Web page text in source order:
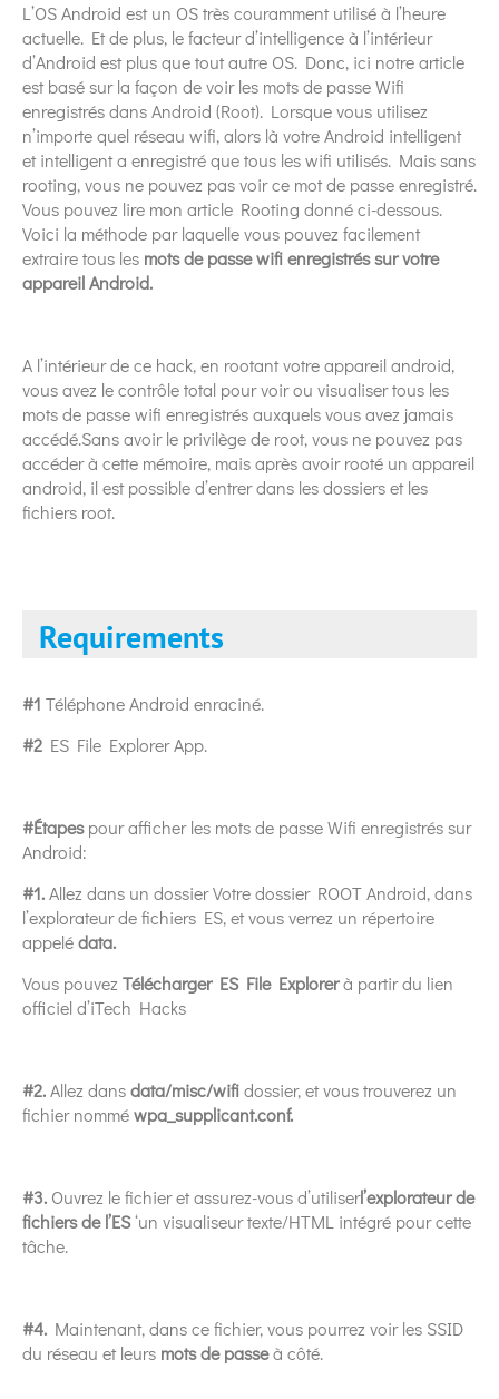
L’OS Android est un OS très couramment utilisé à l’heure
actuelle. Et de plus, le facteur d’intelligence à l’intérieur
d’Android est plus que tout autre OS. Donc, ici notre article
est basé sur la façon de voir les mots de passe Wifi
enregistrés dans Android (Root). Lorsque vous utilisez
n’importe quel réseau wifi, alors là votre Android intelligent
et intelligent a enregistré que tous les wifi utilisés. Mais sans
rooting, vous ne pouvez pas voir ce mot de passe enregistré.
Vous pouvez lire mon article Rooting donné ci-dessous.
Voici la méthode par laquelle vous pouvez facilement
extraire tous les mots de passe wifi enregistrés sur votre
appareil Android.
A l’intérieur de ce hack, en rootant votre appareil android,
vous avez le contrôle total pour voir ou visualiser tous les
mots de passe wifi enregistrés auxquels vous avez jamais
accédé.Sans avoir le privilège de root, vous ne pouvez pas
accéder à cette mémoire, mais après avoir rooté un appareil
android, il est possible d’entrer dans les dossiers et les
fichiers root.
Requirements
#1 Téléphone Android enraciné.
#2 ES File Explorer App.
#Étapespour afficher les mots de passe Wifi enregistrés sur
Android:
#1.Allez dans un dossier Votre dossier ROOT Android, dans
l’explorateur de fichiers ES, et vous verrez un répertoire
appelédata.
Vous pouvez Télécharger ES File Explorerà partir du lien
officiel d’iTech Hacks
#2.Allez dansdata/misc/wifidossier, et vous trouverez un
fichier nomméwpa_supplicant.conf.
#3. Ouvrez le fichier et assurez-vous d’utiliserl’explorateur de
fichiers de l’ES‘un visualiseur texte/HTML intégré pour cette
tâche.
#4. Maintenant, dans ce fichier, vous pourrez voir les SSID
du réseau et leurs mots de passeà côté.